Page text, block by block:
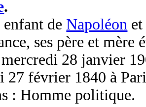
.
de Napoléon
ses père et mère
28 janvier
27 février 1840 à
: Homme politique.